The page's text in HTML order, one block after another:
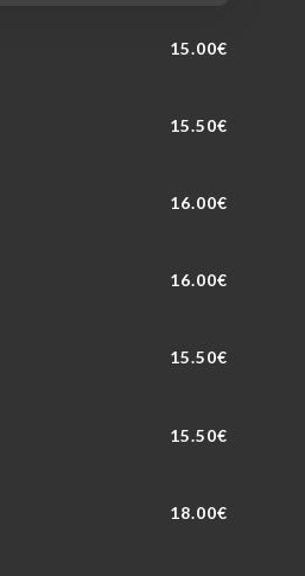
15.00€
15.50€
16.00€
16.00€
15.50€
15.50€
18.00€